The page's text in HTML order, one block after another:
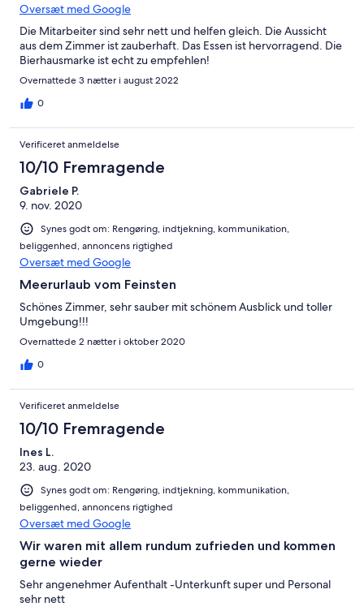
Oversæt med Google
Die Mitarbeiter sind sehr nett und helfen gleich. Die Aussicht
aus dem Zimmer ist zauberhaft. Das Essen ist hervorragend. Die
Bierhausmarke ist echt zu empfehlen!
Overnattede 3 nætter i august 2022
0
Verificeret anmeldelse
10/10 Fremragende
Gabriele P.
9. nov. 2020
Synes godt om: Rengøring, indtjekning, kommunikation,
beliggenhed, annoncens rigtighed
Oversæt med Google
Meerurlaub vom Feinsten
Schönes Zimmer, sehr sauber mit schönem Ausblick und toller
Umgebung!!!
Overnattede 2 nætter i oktober 2020
0
Verificeret anmeldelse
10/10 Fremragende
Ines L.
23. aug. 2020
Synes godt om: Rengøring, indtjekning, kommunikation,
beliggenhed, annoncens rigtighed
Oversæt med Google
Wir waren mit allem rundum zufrieden und kommen
gerne wieder
Sehr angenehmer Aufenthalt -Unterkunft super und Personal
sehr nett